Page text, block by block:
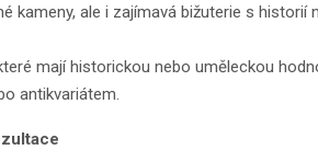
kameny, ale i zajímavá bižuterie s
mají historickou nebo uměleckou
antikvariátem.